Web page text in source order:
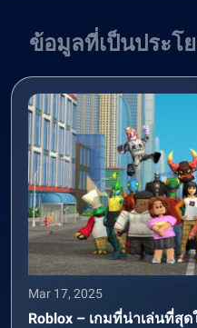
ข้อมูลที่เป็นประโ
Mar 17, 2025
Roblox – เกมที่น่าเล่นที่สุด